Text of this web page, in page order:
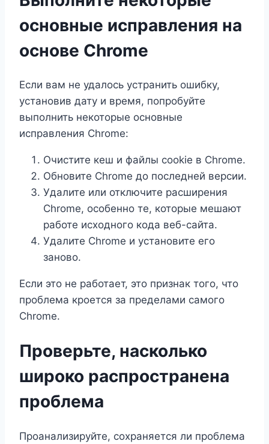
основные исправления на
основе Chrome
Если вам не удалось устранить ошибку,
установив дату и время, попробуйте
выполнить некоторые основные
исправления Chrome:
Очистите кеш и файлы cookie в Chrome.
Обновите Chrome до последней версии.
Удалите или отключите расширения
Chrome, особенно те, которые мешают
работе исходного кода веб-сайта.
Удалите Chrome и установите его
заново.
Если это не работает, это признак того, что
проблема кроется за пределами самого
Chrome.
Проверьте, насколько
широко распространена
проблема
Проанализируйте, сохраняется ли проблема